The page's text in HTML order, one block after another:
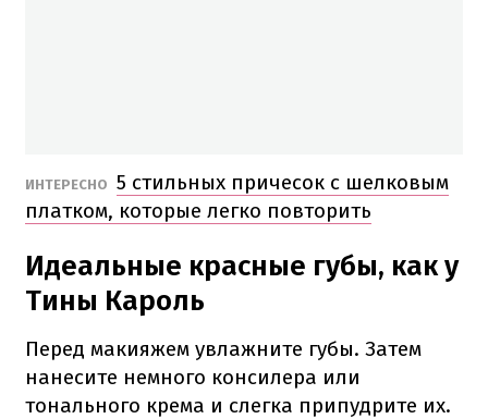
ИНТЕРЕСНО 5 стильных причесок с шелковым
платком, которые легко повторить
Идеальные красные губы, как у
Тины Кароль
Перед макияжем увлажните губы. Затем
нанесите немного консилера или
тонального крема и слегка припудрите их.